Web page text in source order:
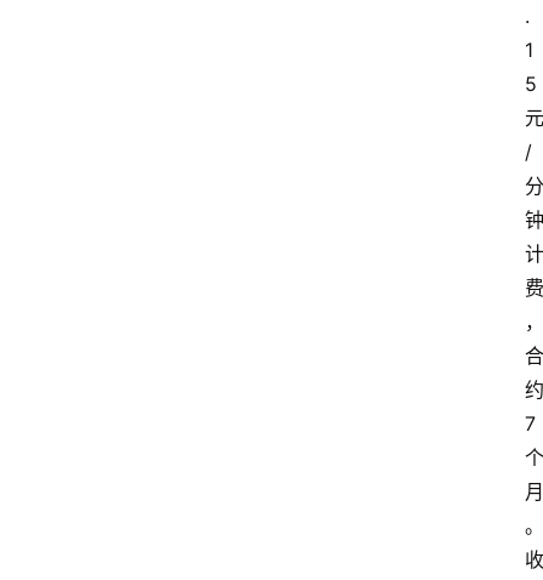
.
1
5
元
/
分
钟
计
费
，
合
约
7
个
月
。
收